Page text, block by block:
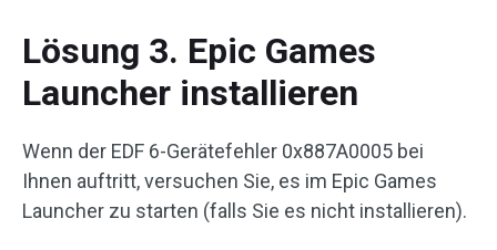
Lösung 3. Epic Games
Launcher installieren
Wenn der EDF 6-Gerätefehler 0x887A0005 bei
Ihnen auftritt, versuchen Sie, es im Epic Games
Launcher zu starten (falls Sie es nicht installieren).